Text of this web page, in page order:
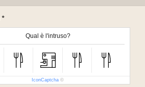
Qual è l'intruso?
IconCaptcha ©